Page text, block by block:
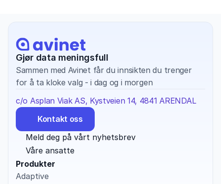
Gjør data meningsfull
Sammen med Avinet får du innsikten du trenger
for å ta kloke valg - i dag og i morgen
c/o Asplan Viak AS, Kystveien 14, 4841 ARENDAL
Kontakt oss
Meld deg på vårt nyhetsbrev
Våre ansatte
Produkter
Adaptive